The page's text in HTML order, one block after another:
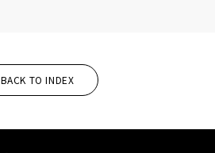
BACK TO INDEX